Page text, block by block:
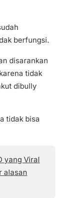
berfungsi.
disarankan
tidak
dibully
tidak bisa
yang Viral
alasan